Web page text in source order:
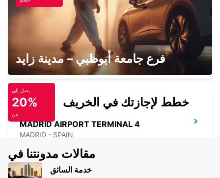
TORREJON DE ARDOZ
TORREJON DE ARDOZ - SPAIN
MADRID AIRPORT TERMINAL 4
MADRID - SPAIN
فرع جامعة أبوظبي – مدينة زايد
يصل إلى
20%
عن
خطط لإجازتك في الخريف
مقالات مدونتنا في
خدمة السائق